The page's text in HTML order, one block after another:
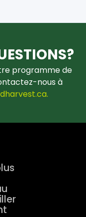
programme de
nous à